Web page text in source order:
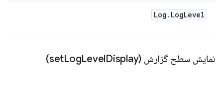
Log . LogLevel
نمایش سطح گزارش (set LogLevelDisplay)